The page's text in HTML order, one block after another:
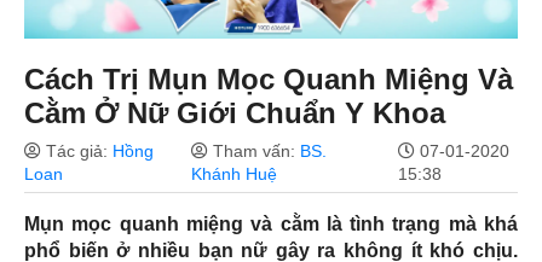
Cách Trị Mụn Mọc Quanh Miệng Và
Cằm Ở Nữ Giới Chuẩn Y Khoa
Tác giả: Hồng
Loan
Tham vấn: BS.
Khánh Huệ
07-01-2020
15:38
Mụn mọc quanh miệng và cằm là tình trạng mà khá
phổ biến ở nhiều bạn nữ gây ra không ít khó chịu.